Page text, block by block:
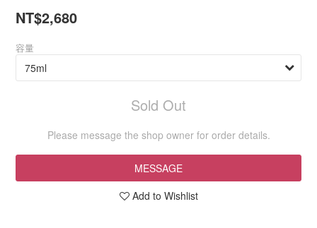
NT$2,680
容量
Sold Out
Please message the shop owner for order details.
MESSAGE
Add to Wishlist